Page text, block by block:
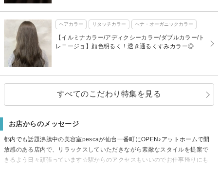
ヘアカラー リタッチカラー ヘナ・オーガニックカラー
【イルミナカラー/アディクシーカラー/ダブルカラー/ト
レニージョ】顔色明るく！透き通るくすみカラー◎
すべてのこだわり特集を見る
お店からのメッセージ
都内でも話題沸騰中の美容室pescaが仙台一番町にOPEN♪アットホームで開
放感のある店内で、リラックスしていただきながら素敵なスタイルを提案で
きるよう日々頑張っています☆駅からのアクセスもいいのでお仕事帰りにも